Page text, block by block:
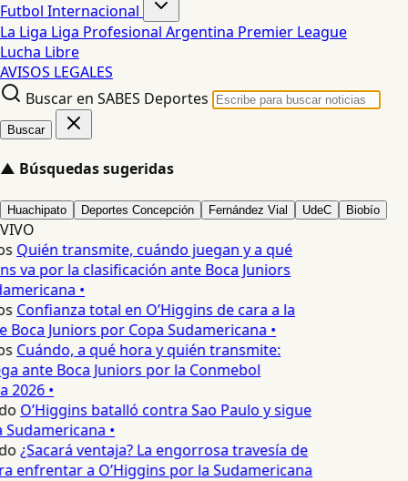
Futbol Internacional
La Liga Liga Profesional Argentina Premier League
Lucha Libre
AVISOS LEGALES
Buscar en SABES Deportes
Buscar
▲ Búsquedas sugeridas
Huachipato Deportes Concepción Fernández Vial UdeC Biobío
VIVO
Quién transmite, cuándo juegan y a qué
va por la clasificación ante Boca Juniors
•
Confianza total en O’Higgins de cara a la
Juniors por Copa Sudamericana •
Cuándo, a qué hora y quién transmite:
ante Boca Juniors por la Conmebol
2026 •
O’Higgins batalló contra Sao Paulo y sigue
•
¿Sacará ventaja? La engorrosa travesía de
enfrentar a O’Higgins por la Sudamericana